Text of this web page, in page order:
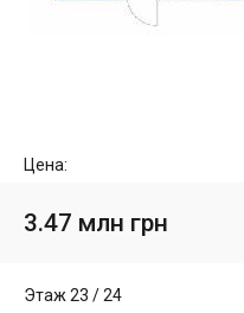
Цена:
3.47 млн грн
Этаж 23 / 24